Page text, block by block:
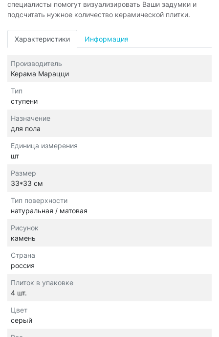
специалисты помогут визуализировать Ваши задумки и
подсчитать нужное количество керамической плитки.
Характеристики Информация
Производитель
Керама Марацци
Тип
ступени
Назначение
для пола
Единица измерения
шт
Размер
33*33 см
Тип поверхности
натуральная / матовая
Рисунок
камень
Страна
россия
Плиток в упаковке
4 шт.
Цвет
серый